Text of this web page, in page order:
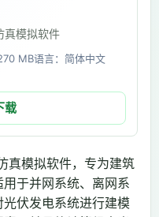
真模拟软件
MB语言：简体中文
载
真模拟软件，专为建筑
于并网系统、离网系
伏发电系统进行建模